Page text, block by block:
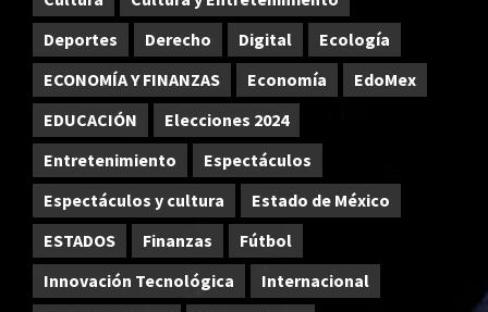
Deportes
Derecho Digital
Ecología
ECONOMÍA Y FINANZAS
Economía
EdoMex
EDUCACIÓN
Elecciones 2024
Entretenimiento
Espectáculos
Espectáculos y cultura
Estado de México
ESTADOS
Finanzas
Fútbol
Innovación Tecnológica
Internacional